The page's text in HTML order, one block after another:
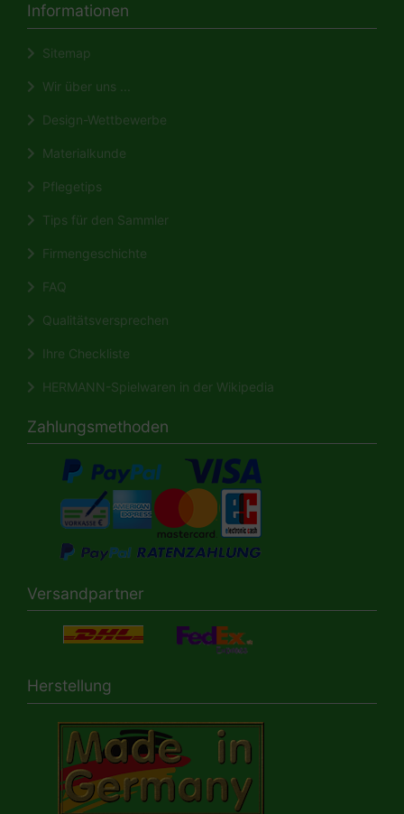
Informationen
Sitemap
Wir über uns ...
Design-Wettbewerbe
Materialkunde
Pflegetips
Tips für den Sammler
Firmengeschichte
FAQ
Qualitätsversprechen
Ihre Checkliste
HERMANN-Spielwaren in der Wikipedia
Zahlungsmethoden
Versandpartner
Herstellung